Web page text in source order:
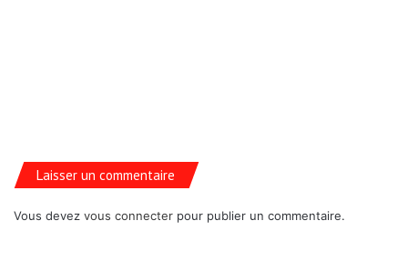
Laisser un commentaire
Vous devez vous connecter pour publier un commentaire.